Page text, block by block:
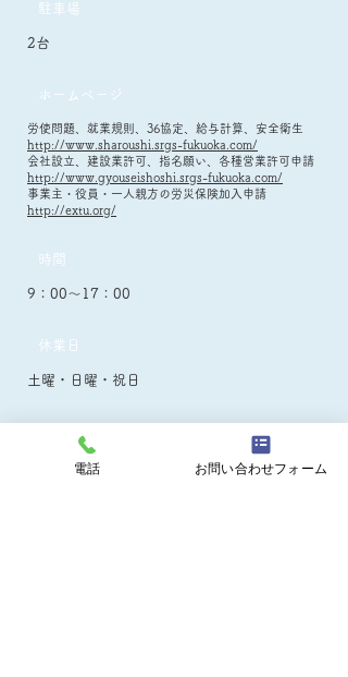
駐車場
2台
ホームページ
労使問題、就業規則、36協定、給与計算、安全衛生
http://www.sharoushi.srgs-fukuoka.com/
会社設立、建設業許可、指名願い、各種営業許可申請
http://www.gyouseishoshi.srgs-fukuoka.com/
事業主・役員・一人親方の労災保険加入申請
http://extu.org/
時間
9：00～17：00
休業日
土曜・日曜・祝日
電話 お問い合わせフォーム